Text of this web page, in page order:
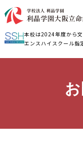
本校は2024年度から
エンスハイスクール指